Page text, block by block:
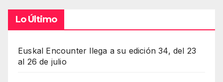
Lo Último
Euskal Encounter llega a su edición 34, del 23
al 26 de julio